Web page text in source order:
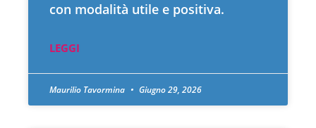
con modalità utile e positiva.
LEGGI
Maurilio Tavormina Giugno 29, 2026